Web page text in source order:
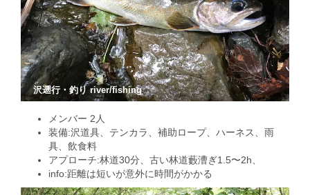
沢遡行・釣り river/fishing
メンバー 2人
装備:沢道具、テンカラ、補助ロープ、ハーネス、雨
具、飲食料
アプローチ:林道30分、古い林道藪漕ぎ1.5〜2h、
info:距離は短いが意外に時間がかかる